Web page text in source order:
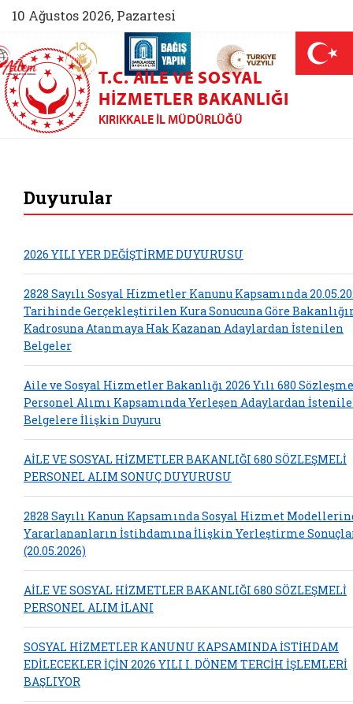
10 Ağustos 2026, Pazartesi
(yeni sekmede açılır)
AİLEM İletişim Merkezi (yeni sekmede açılır)
Aile ve Nüfus On Yılı (yeni sekmede açılır)
Darülaceze bağış sayfası (yeni
T.C. AILE VE SOSYAL
HIZMETLER BAKANLIĞI
KIRIKKALE İL MÜDÜRLÜĞÜ
Duyurular
2026 YILI YER DEĞİŞTİRME DUYURUSU
2828 Sayılı Sosyal Hizmetler Kanunu Kapsamında
Tarihinde Gerçekleştirilen Kura Sonucuna Göre
Kadrosuna Atanmaya Hak Kazanan Adaylardan İstenilen
Belgeler
Aile ve Sosyal Hizmetler Bakanlığı 2026 Yılı 680
Personel Alımı Kapsamında Yerleşen Adaylardan
Belgelere İlişkin Duyuru
AİLE VE SOSYAL HİZMETLER BAKANLIĞI 680 SÖZLEŞMELİ
PERSONEL ALIM SONUÇ DUYURUSU
2828 Sayılı Kanun Kapsamında Sosyal Hizmet
Yararlananların İstihdamına İlişkin Yerleştirme
(20.05.2026)
AİLE VE SOSYAL HİZMETLER BAKANLIĞI 680 SÖZLEŞMELİ
PERSONEL ALIM İLANI
SOSYAL HİZMETLER KANUNU KAPSAMINDA İSTİHDAM
EDİLECEKLER İÇİN 2026 YILI I. DÖNEM TERCİH İŞLEMLERİ
BAŞLIYOR